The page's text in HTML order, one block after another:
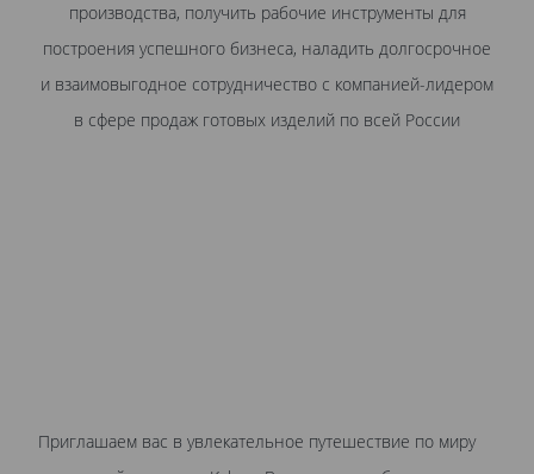
производства, получить рабочие инструменты для
построения успешного бизнеса, наладить долгосрочное
и взаимовыгодное сотрудничество с компанией-лидером
в сфере продаж готовых изделий по всей России
Приглашаем вас в увлекательное путешествие по миру